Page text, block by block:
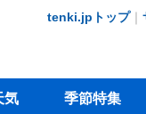
tenki.jpトップ｜
気 季節特集